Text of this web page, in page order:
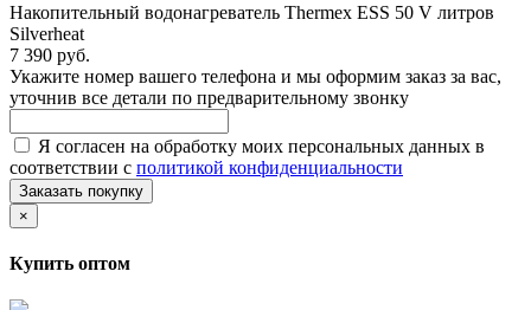
Накопительный водонагреватель Thermex ESS 50 V литров
Silverheat
7 390 руб.
Укажите номер вашего телефона и мы оформим заказ за вас,
уточнив все детали по предварительному звонку
Я согласен на обработку моих персональных данных в
соответствии с политикой конфиденциальности
Заказать покупку
×
Купить оптом